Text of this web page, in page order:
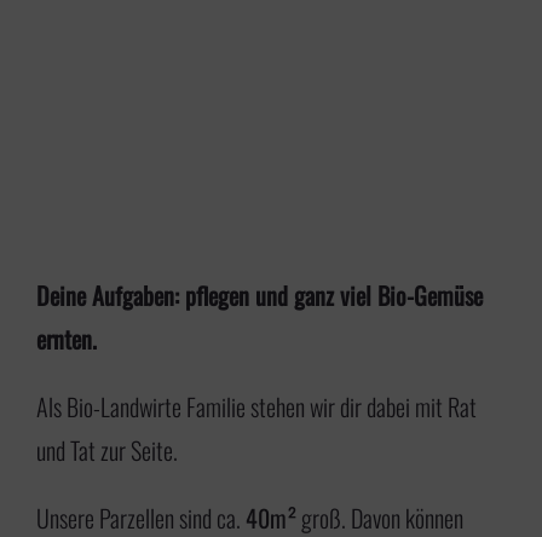
Deine Aufgaben: pflegen und ganz viel Bio-Gemüse
ernten.
Als Bio-Landwirte Familie stehen wir dir dabei mit Rat
und Tat zur Seite.
Unsere Parzellen sind ca. 40m² groß. Davon können